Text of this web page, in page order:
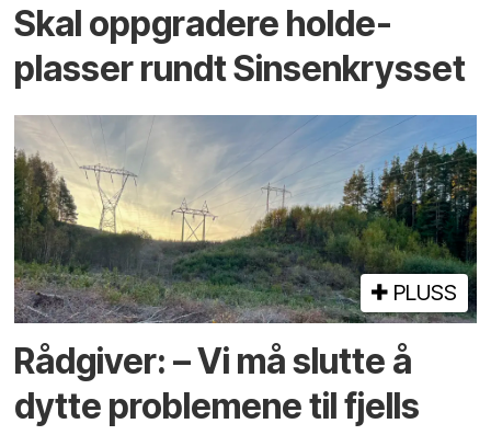
Skal oppgradere holde­
plasser rundt Sinsenkrysset
PLUSS
Rådgiver: – Vi må slutte å
dytte problemene til fjells